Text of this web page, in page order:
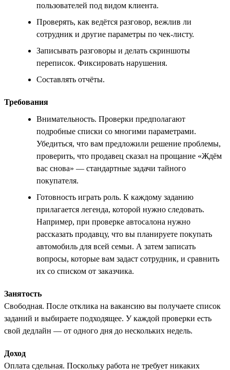
пользователей под видом клиента.
Проверять, как ведётся разговор, вежлив ли
сотрудник и другие параметры по чек-листу.
Записывать разговоры и делать скриншоты
переписок. Фиксировать нарушения.
Составлять отчёты.
Требования
Внимательность. Проверки предполагают
подробные списки со многими параметрами.
Убедиться, что вам предложили решение проблемы,
проверить, что продавец сказал на прощание «Ждём
вас снова» — стандартные задачи тайного
покупателя.
Готовность играть роль. К каждому заданию
прилагается легенда, которой нужно следовать.
Например, при проверке автосалона нужно
рассказать продавцу, что вы планируете покупать
автомобиль для всей семьи. А затем записать
вопросы, которые вам задаст сотрудник, и сравнить
их со списком от заказчика.
Занятость
Свободная. После отклика на вакансию вы получаете список
заданий и выбираете подходящее. У каждой проверки есть
свой дедлайн — от одного дня до нескольких недель.
Доход
Оплата сдельная. Поскольку работа не требует никаких